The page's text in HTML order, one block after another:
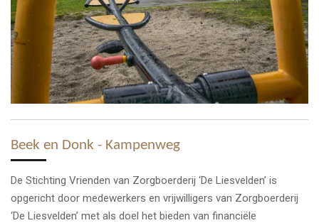
Beek en Donk - Kampenweg
De Stichting Vrienden van Zorgboerderij ‘De Liesvelden’ is
opgericht door medewerkers en vrijwilligers van Zorgboerderij
‘De Liesvelden’ met als doel het bieden van financiële